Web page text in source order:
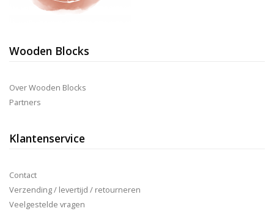
Wooden Blocks
Over Wooden Blocks
Partners
Klantenservice
Contact
Verzending / levertijd / retourneren
Veelgestelde vragen